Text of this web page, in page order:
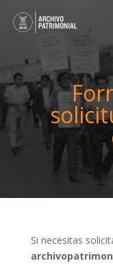
Si necesitas